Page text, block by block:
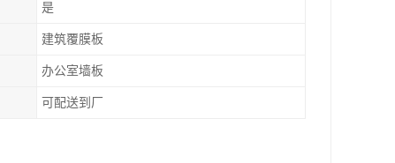
是
建筑覆膜板
办公室墙板
可配送到厂